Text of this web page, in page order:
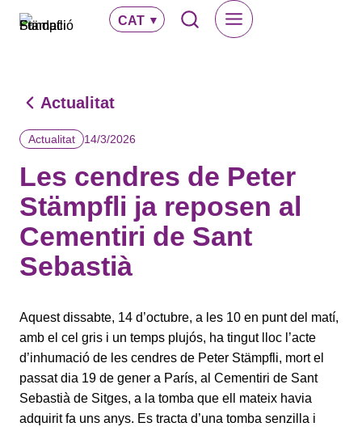
CAT
Actualitat
Actualitat 14/3/2026
Les cendres de Peter
Stämpfli ja reposen al
Cementiri de Sant
Sebastià
Aquest dissabte, 14 d’octubre, a les 10 en punt del matí,
amb el cel gris i un temps plujós, ha tingut lloc l’acte
d’inhumació de les cendres de Peter Stämpfli, mort el
passat dia 19 de gener a París, al Cementiri de Sant
Sebastià de Sitges, a la tomba que ell mateix havia
adquirit fa uns anys. Es tracta d’una tomba senzilla i